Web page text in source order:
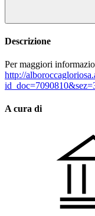
Descrizione
Per maggiori
http://
A cura di